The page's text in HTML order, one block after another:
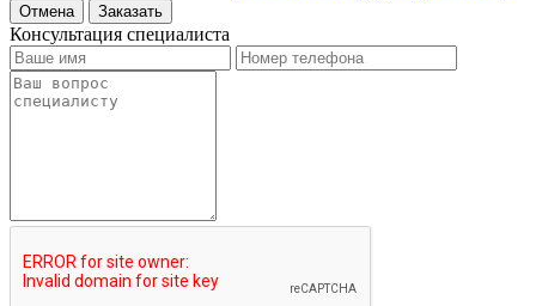
Отмена Заказать
Консультация специалиста